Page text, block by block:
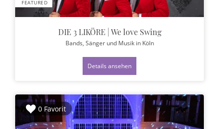
FEATURED
DIE 3 LIKÖRE | We love Swing
Bands, Sänger und Musik in Köln
Details ansehen
0 Favorit